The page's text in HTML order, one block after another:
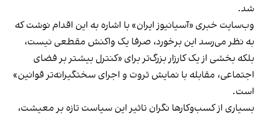
شد.
وب‌سایت خبری «آسیانیوز ایران» با اشاره به این اقدام نوشت که
به نظر می‌رسد این برخورد، صرفا یک واکنش مقطعی نیست،
بلکه بخشی از یک کارزار بزرگ‌تر برای «کنترل بیشتر بر فضای
اجتماعی، مقابله با نمایش ثروت و اجرای سختگیرانه‌تر قوانین»
است.
بسیاری از کسب‌وکارها نگران تاثیر این سیاست‌ تازه بر معیشت،